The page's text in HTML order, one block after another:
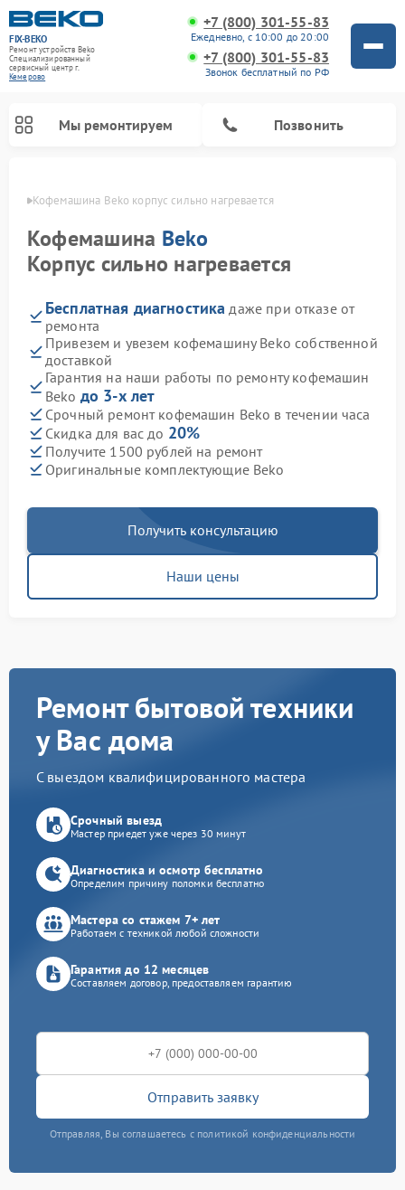
FIX-BEKO
Ремонт устройств Beko
Специализированный
cервисный центр г.
Кемерово
+7 (800) 301-55-83
Ежедневно, с 10:00 до 20:00
+7 (800) 301-55-83
Звонок бесплатный по РФ
Мы ремонтируем Позвонить
Кофемашина Beko корпус сильно нагревается
Кофемашина Beko
Корпус сильно нагревается
Бесплатная диагностика даже при отказе от
ремонта
Привезем и увезем кофемашину Beko собственной
доставкой
Гарантия на наши работы по ремонту кофемашин
Beko до 3-х лет
Срочный ремонт кофемашин Beko в течении часа
Скидка для вас до 20%
Получите 1500 рублей на ремонт
Оригинальные комплектующие Beko
Получить консультацию
Наши цены
Ремонт бытовой техники
у Вас дома
С выездом квалифицированного мастера
Срочный выезд
Мастер приедет уже через 30 минут
Диагностика и осмотр бесплатно
Определим причину поломки бесплатно
Мастера со стажем 7+ лет
Работаем с техникой любой сложности
Гарантия до 12 месяцев
Составляем договор, предоставляем гарантию
Отправить заявку
Отправляя, Вы соглашаетесь с политикой конфиденциальности